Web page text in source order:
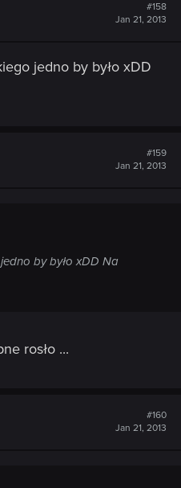
#158
Jan 21, 2013
jedno by było xDD
#159
Jan 21, 2013
by było xDD Na
rosło ...
#160
Jan 21, 2013